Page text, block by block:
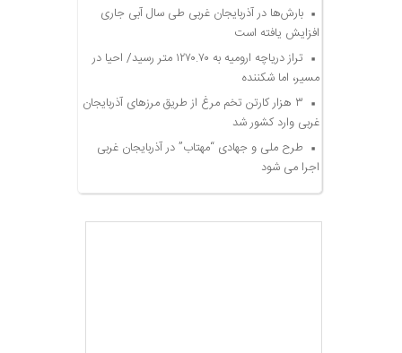
بارش‌ها در آذربایجان غربی طی سال آبی جاری
افزایش یافته است
تراز دریاچه ارومیه به ۱۲۷۰.۷۰ متر رسید/ احیا در
مسیر، اما شکننده
۳ هزار کارتن تخم مرغ از طریق مرزهای آذربایجان
غربی وارد کشور شد
طرح ملی و جهادی “مهتاب” در آذربایجان غربی
اجرا می شود